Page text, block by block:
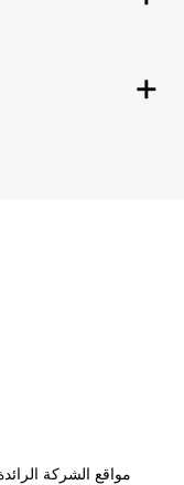
مواقع الشركة